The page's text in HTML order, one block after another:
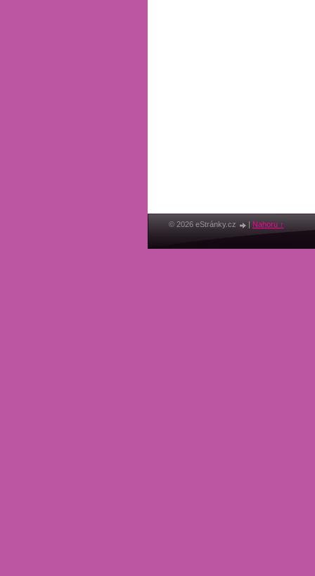
© 2026 eStránky.cz | Nahoru ↑